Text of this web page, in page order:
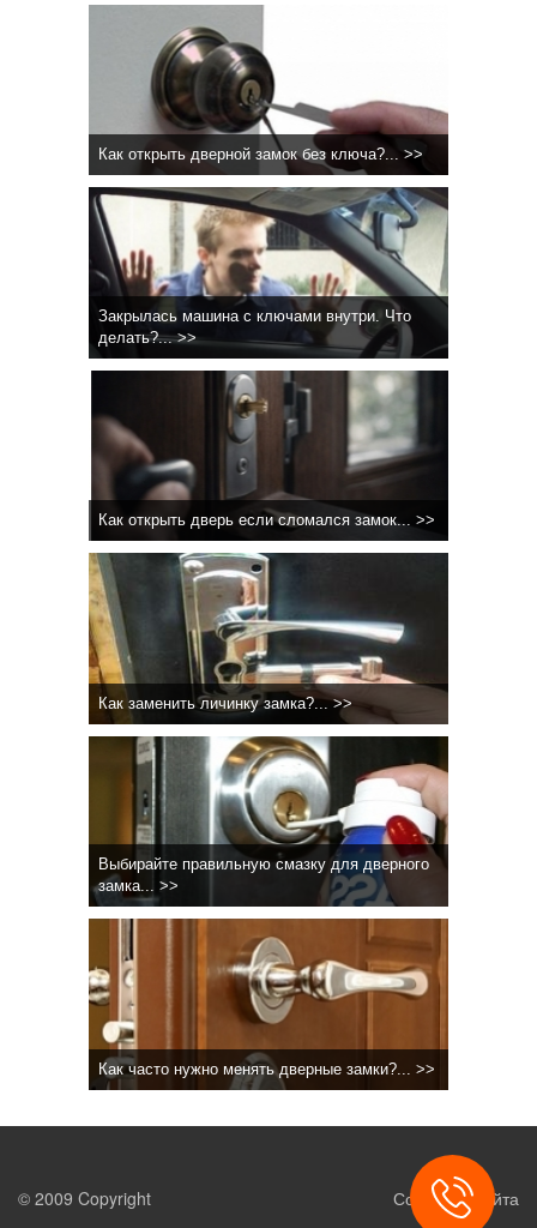
Как открыть дверной замок без ключа?... >>
Закрылась машина с ключами внутри. Что
делать?... >>
Как открыть дверь если сломался замок... >>
Как заменить личинку замка?... >>
Выбирайте правильную смазку для дверного
замка... >>
Как часто нужно менять дверные замки?... >>
© 2009 Copyright Создание сайта